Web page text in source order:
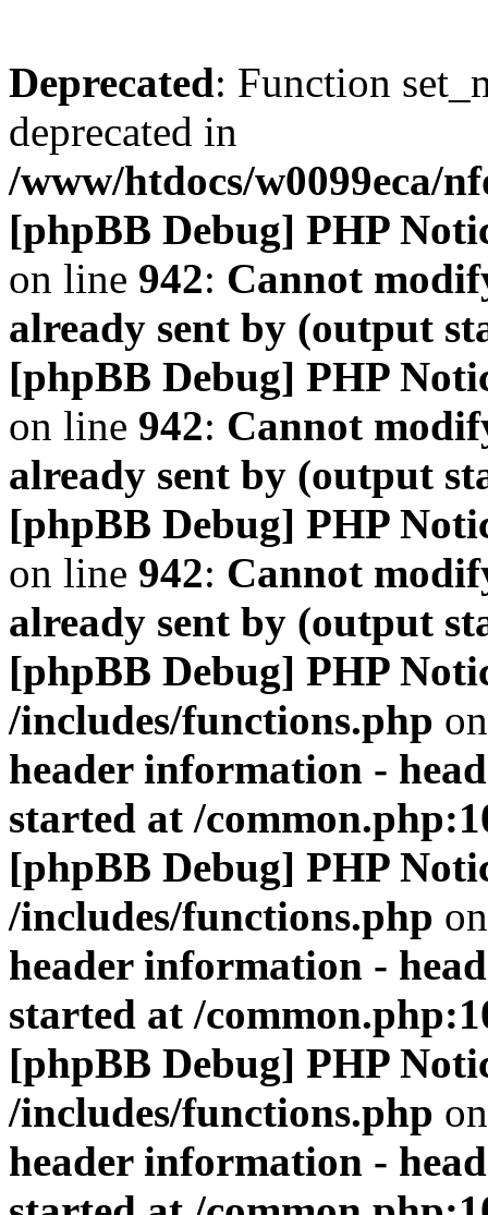
Deprecated: Function
deprecated in
/www/htdocs/w0099eca/
[phpBB Debug] PHP
on line 942: Cannot
already sent by (output
[phpBB Debug] PHP
on line 942: Cannot
already sent by (output
[phpBB Debug] PHP
on line 942: Cannot
already sent by (output
[phpBB Debug] PHP
/includes/functions.php
header information -
started at /
[phpBB Debug] PHP
/includes/functions.php
header information -
started at /
[phpBB Debug] PHP
/includes/functions.php
header information -